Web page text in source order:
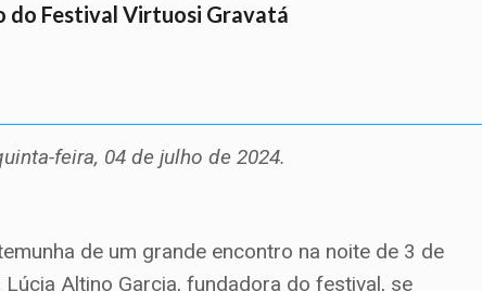
do Festival Virtuosi Gravatá
feira, 04 de julho de 2024.
de um grande encontro na noite de 3 de
Altino Garcia, fundadora do festival, se